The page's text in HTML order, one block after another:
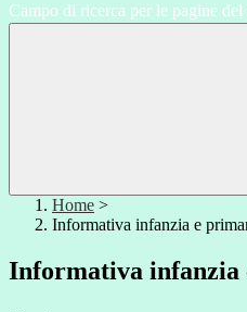
Campo di ricerca per le pagine del
Home >
Informativa infanzia e
Informativa